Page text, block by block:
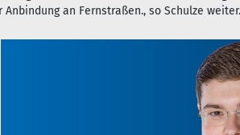
an Fernstraßen., so Schulze weiter.